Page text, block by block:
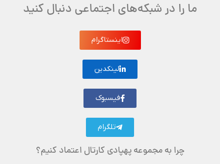
ما را در شبکه‌های اجتماعی دنبال کنید
اینستاگرام
لینکدین
فیسبوک
تلگرام
چرا به مجموعه پهپادی کارتال اعتماد کنیم؟